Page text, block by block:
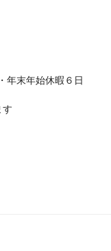
年末年始休暇６日
す